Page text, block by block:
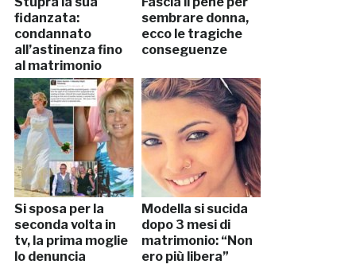
fidanzata:
condannato
all’astinenza fino
al matrimonio
sembrare donna,
ecco le tragiche
conseguenze
Si sposa per la
seconda volta in
tv, la prima moglie
lo denuncia
Modella si sucida
dopo 3 mesi di
matrimonio: “Non
ero più libera”